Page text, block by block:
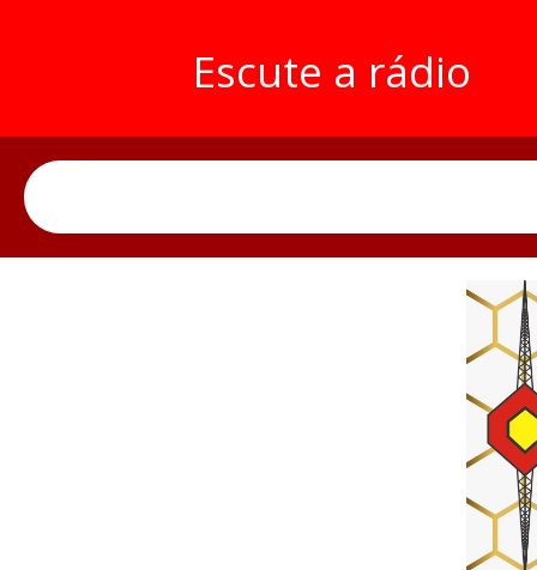
Escute a rádio